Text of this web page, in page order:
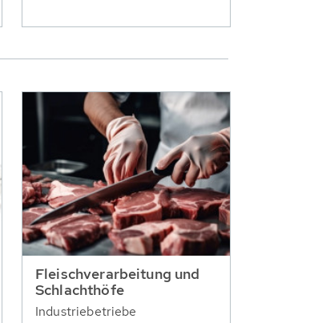
Fleischverarbeitung und
Schlachthöfe
Industriebetriebe